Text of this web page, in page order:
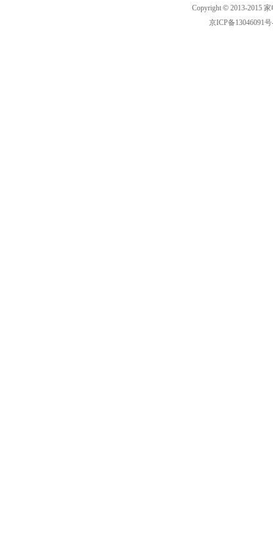
Copyright © 2013-2015
京ICP备13046091号